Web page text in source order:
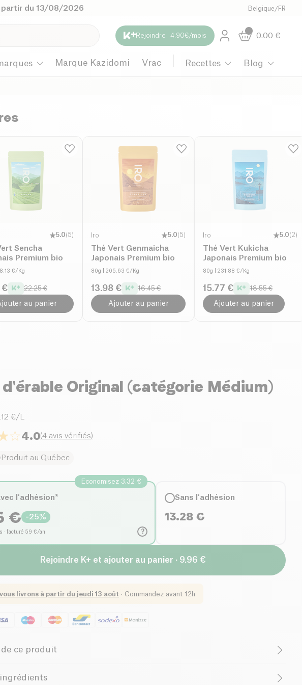
partir du 13/08/2026 Belgique /FR
Rejoindre · 4.90€/mois 0.00 €
Marque Kazidomi Vrac Recettes Blog
5.0(5)
Sencha
Premium bio
€/Kg
€ 22.25 €
au panier
Iro 5.0(5)
Thé Vert Genmaicha
Japonais Premium bio
80g | 205.63 €/Kg
13.98 € 16.45 €
Ajouter au panier
Iro 5.0(2)
Thé Vert Kukicha
Japonais Premium bio
80g | 231.88 €/Kg
15.77 € 18.55 €
Ajouter au panier
d'érable Original (catégorie Médium)
€/L
4.0(4 avis vérifiés)
Produit au Québec
?
Economisez 3.32 €
l'adhésion*
€ -25%
· facturé 59 €/an
Sans l'adhésion
13.28 €
Rejoindre K+ et ajouter au panier · 9.96 €
vous livrons à partir du jeudi 13 août · Commandez avant 12h
ce produit
Sans gluten (ingrédients)
ingrédients